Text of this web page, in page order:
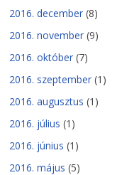
2016. december (8)
2016. november (9)
2016. október (7)
2016. szeptember (1)
2016. augusztus (1)
2016. július (1)
2016. június (1)
2016. május (5)